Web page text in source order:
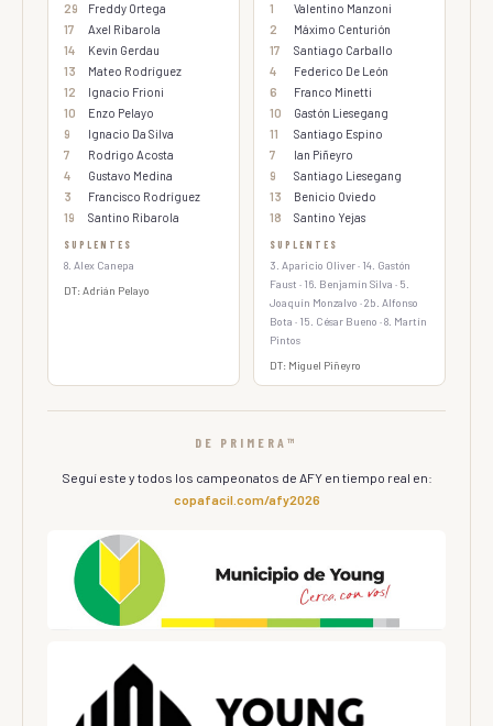
29
Freddy Ortega
17
Axel Ribarola
14
Kevin Gerdau
13
Mateo Rodríguez
12
Ignacio Frioni
10
Enzo Pelayo
9
Ignacio Da Silva
7
Rodrigo Acosta
4
Gustavo Medina
3
Francisco Rodríguez
19
Santino Ribarola
SUPLENTES
8. Alex Canepa
DT: Adrián Pelayo
1
Valentino Manzoni
2
Máximo Centurión
17
Santiago Carballo
4
Federico De León
6
Franco Minetti
10
Gastón Liesegang
11
Santiago Espino
7
Ian Piñeyro
9
Santiago Liesegang
13
Benicio Oviedo
18
Santino Yejas
SUPLENTES
3. Aparicio Oliver · 14. Gastón
Faust · 16. Benjamín Silva · 5.
Joaquín Monzalvo · 2b. Alfonso
Bota · 15. César Bueno · 8. Martín
Pintos
DT: Miguel Piñeyro
DE PRIMERA™
Seguí este y todos los campeonatos de AFY en tiempo real en:
copafacil.com/afy2026